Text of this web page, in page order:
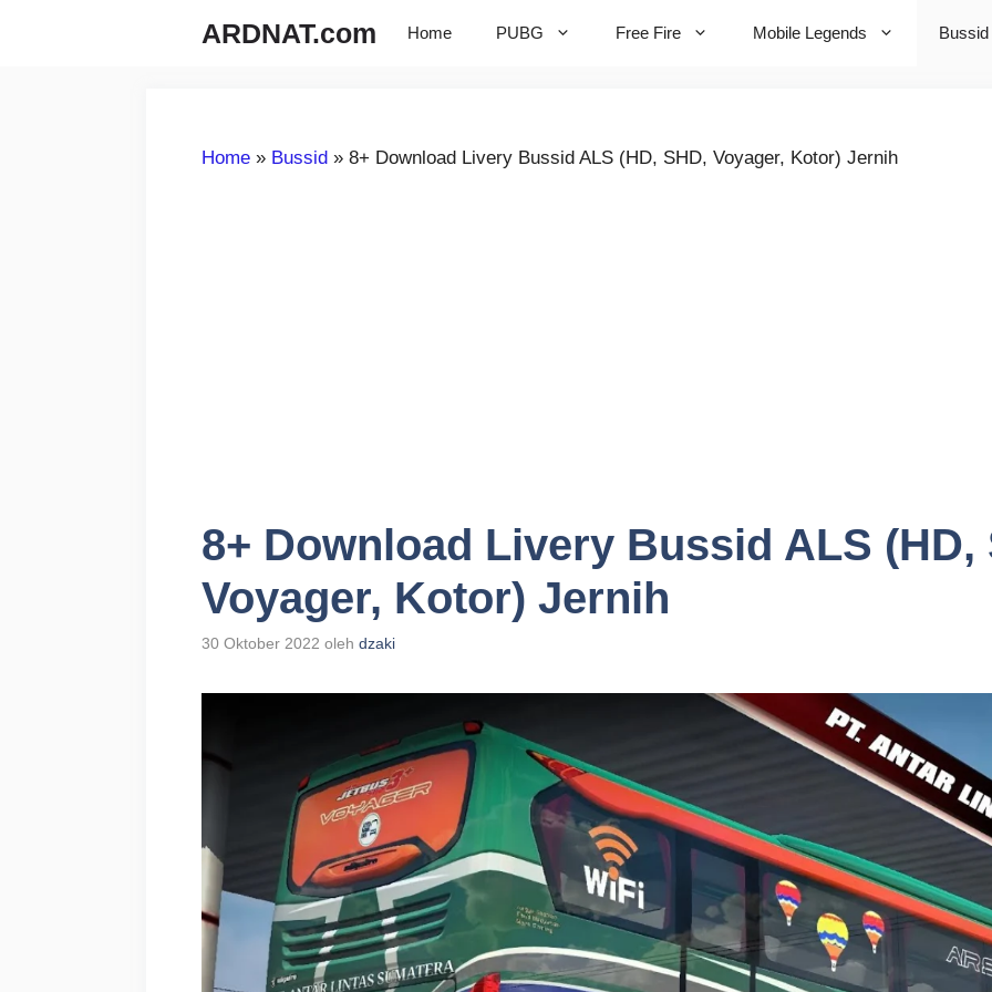
ARDNAT.com Home PUBG Free Fire Mobile Legends Bussid
Home » Bussid » 8+ Download Livery Bussid ALS (HD, SHD, Voyager, Kotor) Jernih
8+ Download Livery Bussid ALS (HD,
Voyager, Kotor) Jernih
30 Oktober 2022 oleh dzaki